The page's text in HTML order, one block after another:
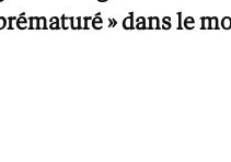
» dans le